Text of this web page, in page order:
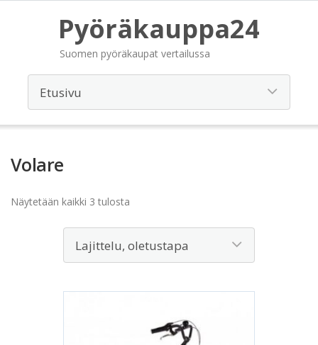
Pyöräkauppa24
Suomen pyöräkaupat vertailussa
Volare
Näytetään kaikki 3 tulosta